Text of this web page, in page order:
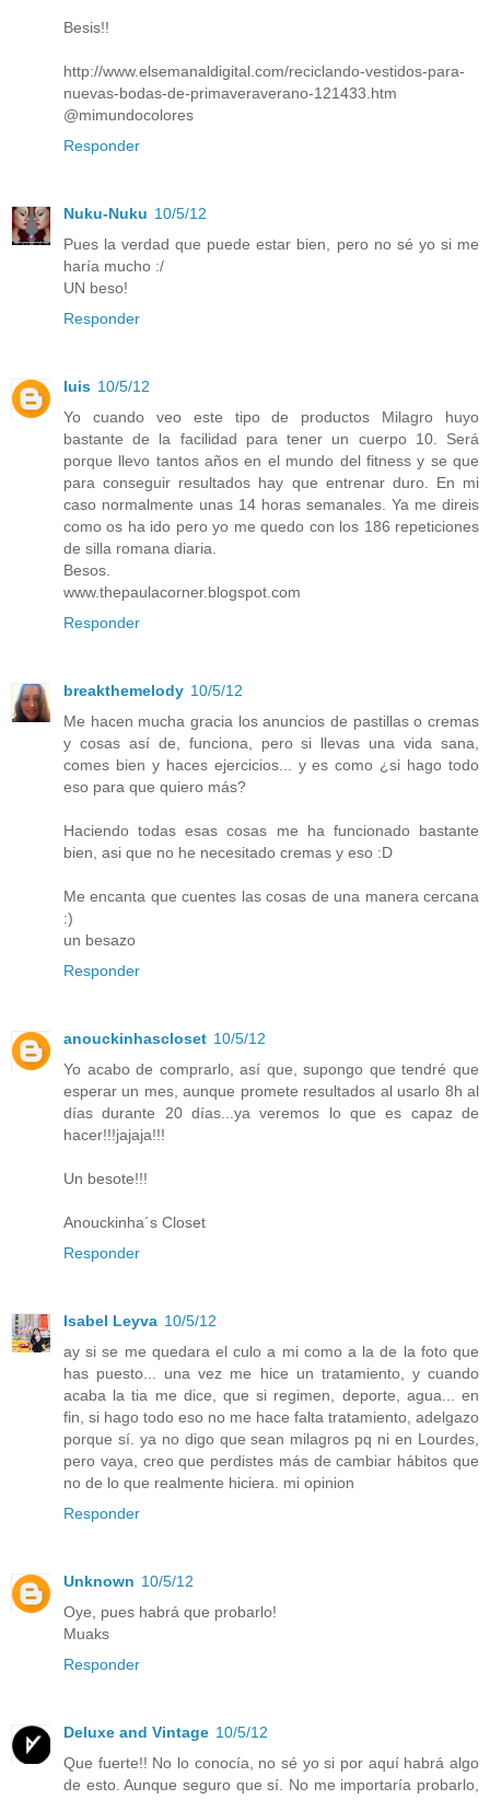
Besis!!
http://www.elsemanaldigital.com/reciclando-vestidos-para-
nuevas-bodas-de-primaveraverano-121433.htm
@mimundocolores
Responder
Nuku-Nuku 10/5/12
Pues la verdad que puede estar bien, pero no sé yo si me
haría mucho :/
UN beso!
Responder
luis 10/5/12
Yo cuando veo este tipo de productos Milagro huyo
bastante de la facilidad para tener un cuerpo 10. Será
porque llevo tantos años en el mundo del fitness y se que
para conseguir resultados hay que entrenar duro. En mi
caso normalmente unas 14 horas semanales. Ya me direis
como os ha ido pero yo me quedo con los 186 repeticiones
de silla romana diaria.
Besos.
www.thepaulacorner.blogspot.com
Responder
breakthemelody 10/5/12
Me hacen mucha gracia los anuncios de pastillas o cremas
y cosas así de, funciona, pero si llevas una vida sana,
comes bien y haces ejercicios... y es como ¿si hago todo
eso para que quiero más?
Haciendo todas esas cosas me ha funcionado bastante
bien, asi que no he necesitado cremas y eso :D
Me encanta que cuentes las cosas de una manera cercana
:)
un besazo
Responder
anouckinhascloset 10/5/12
Yo acabo de comprarlo, así que, supongo que tendré que
esperar un mes, aunque promete resultados al usarlo 8h al
días durante 20 días...ya veremos lo que es capaz de
hacer!!!jajaja!!!
Un besote!!!
Anouckinha´s Closet
Responder
Isabel Leyva 10/5/12
ay si se me quedara el culo a mi como a la de la foto que
has puesto... una vez me hice un tratamiento, y cuando
acaba la tia me dice, que si regimen, deporte, agua... en
fin, si hago todo eso no me hace falta tratamiento, adelgazo
porque sí. ya no digo que sean milagros pq ni en Lourdes,
pero vaya, creo que perdistes más de cambiar hábitos que
no de lo que realmente hiciera. mi opinion
Responder
Unknown 10/5/12
Oye, pues habrá que probarlo!
Muaks
Responder
Deluxe and Vintage 10/5/12
Que fuerte!! No lo conocía, no sé yo si por aquí habrá algo
de esto. Aunque seguro que sí. No me importaría probarlo,